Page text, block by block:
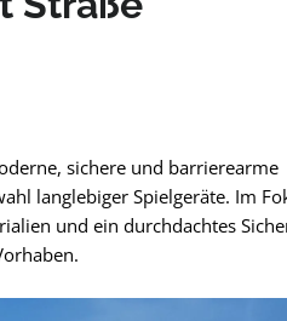
sichere und barrierearme
langlebiger Spielgeräte. Im
und ein durchdachtes